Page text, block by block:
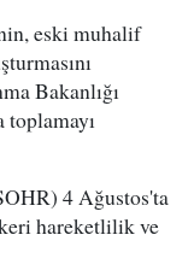
eski muhalif
Bakanlığı
toplamayı
4 Ağustos'ta
hareketlilik ve